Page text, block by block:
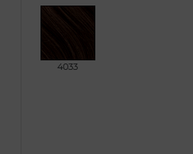
4033